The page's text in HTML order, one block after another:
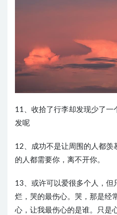
11、收拾了行李却发现少了一
发呢
12、成功不是让周围的人都羡
的人都需要你，离不开你。
13、或许可以爱很多个人，但
烂，哭的最伤心。哭，那是经
心，让我最伤心的是谁。只是